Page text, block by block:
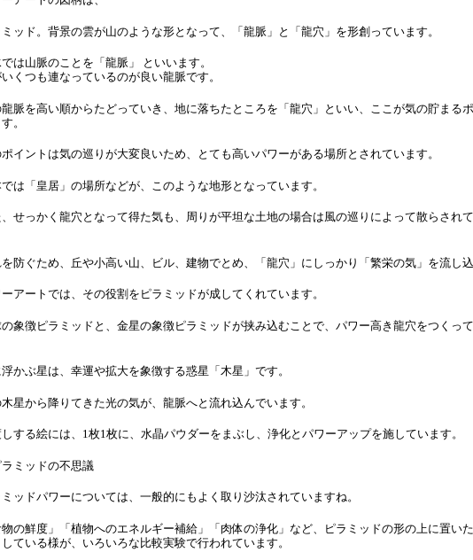
ミッド。背景の雲が山のような形となって、「龍脈」と「龍穴」を形創っています。
は山脈のことを「龍脈」 といいます。
くつも連なっているのが良い龍脈です。
龍脈を高い順からたどっていき、地に落ちたところを「龍穴」といい、ここが気の貯まる
。
イントは気の巡りが大変良いため、とても高いパワーがある場所とされています。
では「皇居」の場所などが、このような地形となっています。
、せっかく龍穴となって得た気も、周りが平坦な土地の場合は風の巡りによって散らされ
を防ぐため、丘や小高い山、ビル、建物でとめ、「龍穴」にしっかり「繁栄の気」を流し込
アートでは、その役割をピラミッドが成してくれています。
象徴ピラミッドと、金星の象徴ピラミッドが挟み込むことで、パワー高き龍穴をつくっ
かぶ星は、幸運や拡大を象徴する惑星「木星」です。
木星から降りてきた光の気が、龍脈へと流れ込んでいます。
する絵には、1枚1枚に、水晶パウダーをまぶし、浄化とパワーアップを施しています。
ミッドの不思議
ミッドパワーについては、一般的にもよく取り沙汰されていますね。
物の鮮度」「植物へのエネルギー補給」「肉体の浄化」など、ピラミッドの形の上に置い
している様が、いろいろな比較実験で行われています。